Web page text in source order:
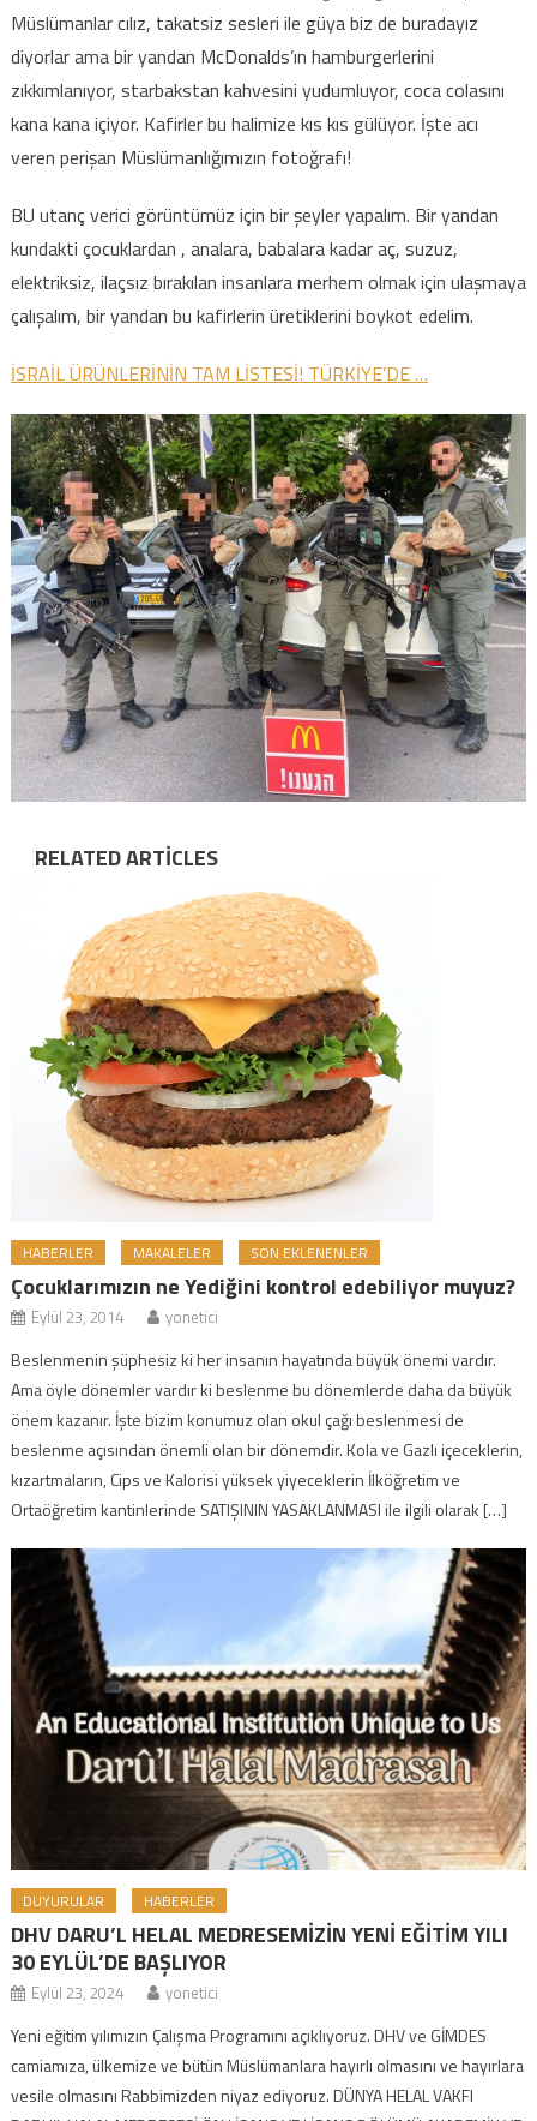
Müslümanlar cılız, takatsiz sesleri ile güya biz de buradayız
diyorlar ama bir yandan McDonalds’ın hamburgerlerini
zıkkımlanıyor, starbakstan kahvesini yudumluyor, coca colasını
kana kana içiyor. Kafirler bu halimize kıs kıs gülüyor. İşte acı
veren perişan Müslümanlığımızın fotoğrafı!
BU utanç verici görüntümüz için bir şeyler yapalım. Bir yandan
kundakti çocuklardan , analara, babalara kadar aç, suzuz,
elektriksiz, ilaçsız bırakılan insanlara merhem olmak için ulaşmaya
çalışalım, bir yandan bu kafirlerin üretiklerini boykot edelim.
İSRAİL ÜRÜNLERİNİN TAM LİSTESİ! TÜRKİYE’DE …
RELATED ARTICLES
HABERLER MAKALELER SON EKLENENLER
Çocuklarımızın ne Yediğini kontrol edebiliyor muyuz?
Eylül 23, 2014 yonetici
Beslenmenin şüphesiz ki her insanın hayatında büyük önemi vardır.
Ama öyle dönemler vardır ki beslenme bu dönemlerde daha da büyük
önem kazanır. İşte bizim konumuz olan okul çağı beslenmesi de
beslenme açısından önemli olan bir dönemdir. Kola ve Gazlı içeceklerin,
kızartmaların, Cips ve Kalorisi yüksek yiyeceklerin İlköğretim ve
Ortaöğretim kantinlerinde SATIŞININ YASAKLANMASI ile ilgili olarak […]
DUYURULAR HABERLER
DHV DARU’L HELAL MEDRESEMİZİN YENİ EĞİTİM YILI
30 EYLÜL’DE BAŞLIYOR
Eylül 23, 2024 yonetici
Yeni eğitim yılımızın Çalışma Programını açıklıyoruz. DHV ve GİMDES
camiamıza, ülkemize ve bütün Müslümanlara hayırlı olmasını ve hayırlara
vesile olmasını Rabbimizden niyaz ediyoruz. DÜNYA HELAL VAKFI